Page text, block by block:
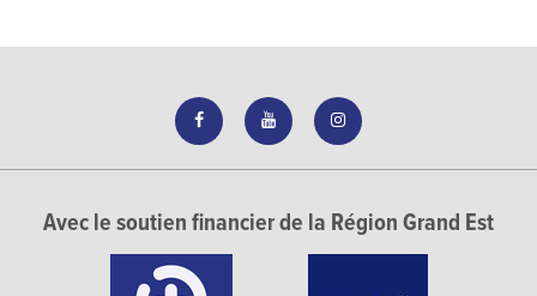
Avec le soutien financier de la Région Grand Est